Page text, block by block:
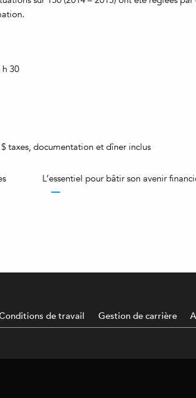
30
taxes, documentation et dîner inclus
L’essentiel pour bâtir son avenir
de travail Gestion de carrière